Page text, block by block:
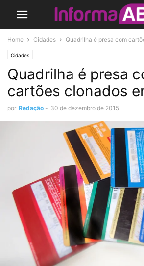
Home Cidades Quadrilha é presa com
Cidades
Quadrilha é presa
cartões clonados
por Redação - 30 de dezembro de 2015